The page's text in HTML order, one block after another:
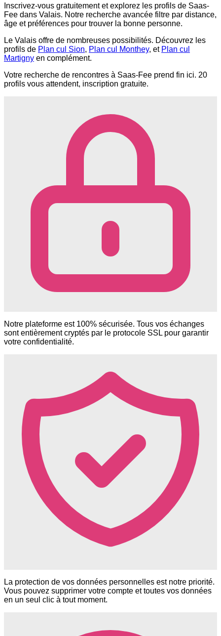
Inscrivez-vous gratuitement et explorez les profils de Saas-
Fee dans Valais. Notre recherche avancée filtre par distance,
âge et préférences pour trouver la bonne personne.
Le Valais offre de nombreuses possibilités. Découvrez les
profils de Plan cul Sion, Plan cul Monthey, et Plan cul
Martigny en complément.
Votre recherche de rencontres à Saas-Fee prend fin ici. 20
profils vous attendent, inscription gratuite.
Notre plateforme est 100% sécurisée. Tous vos échanges
sont entièrement cryptés par le protocole SSL pour garantir
votre confidentialité.
La protection de vos données personnelles est notre priorité.
Vous pouvez supprimer votre compte et toutes vos données
en un seul clic à tout moment.